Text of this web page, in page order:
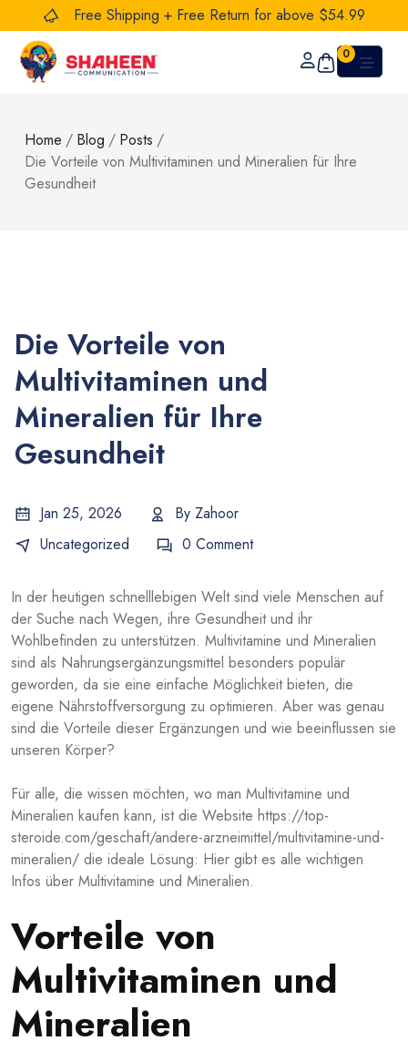
Free Shipping + Free Return for above $54.99
0
Home / Blog / Posts /
Die Vorteile von Multivitaminen und Mineralien für Ihre
Gesundheit
Die Vorteile von
Multivitaminen und
Mineralien für Ihre
Gesundheit
Jan 25, 2026 By Zahoor
Uncategorized
0 Comment
In der heutigen schnelllebigen Welt sind viele Menschen auf
der Suche nach Wegen, ihre Gesundheit und ihr
Wohlbefinden zu unterstützen. Multivitamine und Mineralien
sind als Nahrungsergänzungsmittel besonders populär
geworden, da sie eine einfache Möglichkeit bieten, die
eigene Nährstoffversorgung zu optimieren. Aber was genau
sind die Vorteile dieser Ergänzungen und wie beeinflussen sie
unseren Körper?
Für alle, die wissen möchten, wo man Multivitamine und
Mineralien kaufen kann, ist die Website https://top-
steroide.com/geschaft/andere-arzneimittel/multivitamine-und-
mineralien/ die ideale Lösung: Hier gibt es alle wichtigen
Infos über Multivitamine und Mineralien.
Vorteile von
Multivitaminen und
Mineralien